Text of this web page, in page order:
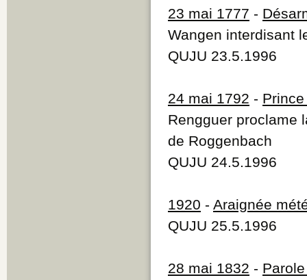
23 mai 1777 -
Wangen interdisant
QUJU 23.5.1996
24 mai 1792 -
Rengguer proclame
de Roggenbach
QUJU 24.5.1996
1920 - Araignée
QUJU 25.5.1996
28 mai 1832 -